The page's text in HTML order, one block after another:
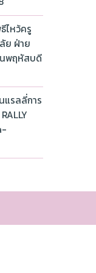
ไหว้ครู
ย ฝ่าย
นพฤหัสบดี
แรลลี่การ